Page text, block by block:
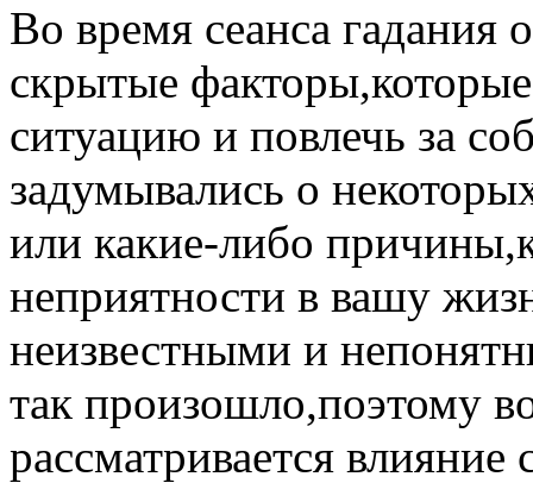
Во время сеанса гадания
скрытые
ситуацию и повлечь за
задумывались о
или какие-либо
неприятности в вашу
неизвестными и
так произошло,поэтому
рассматривается